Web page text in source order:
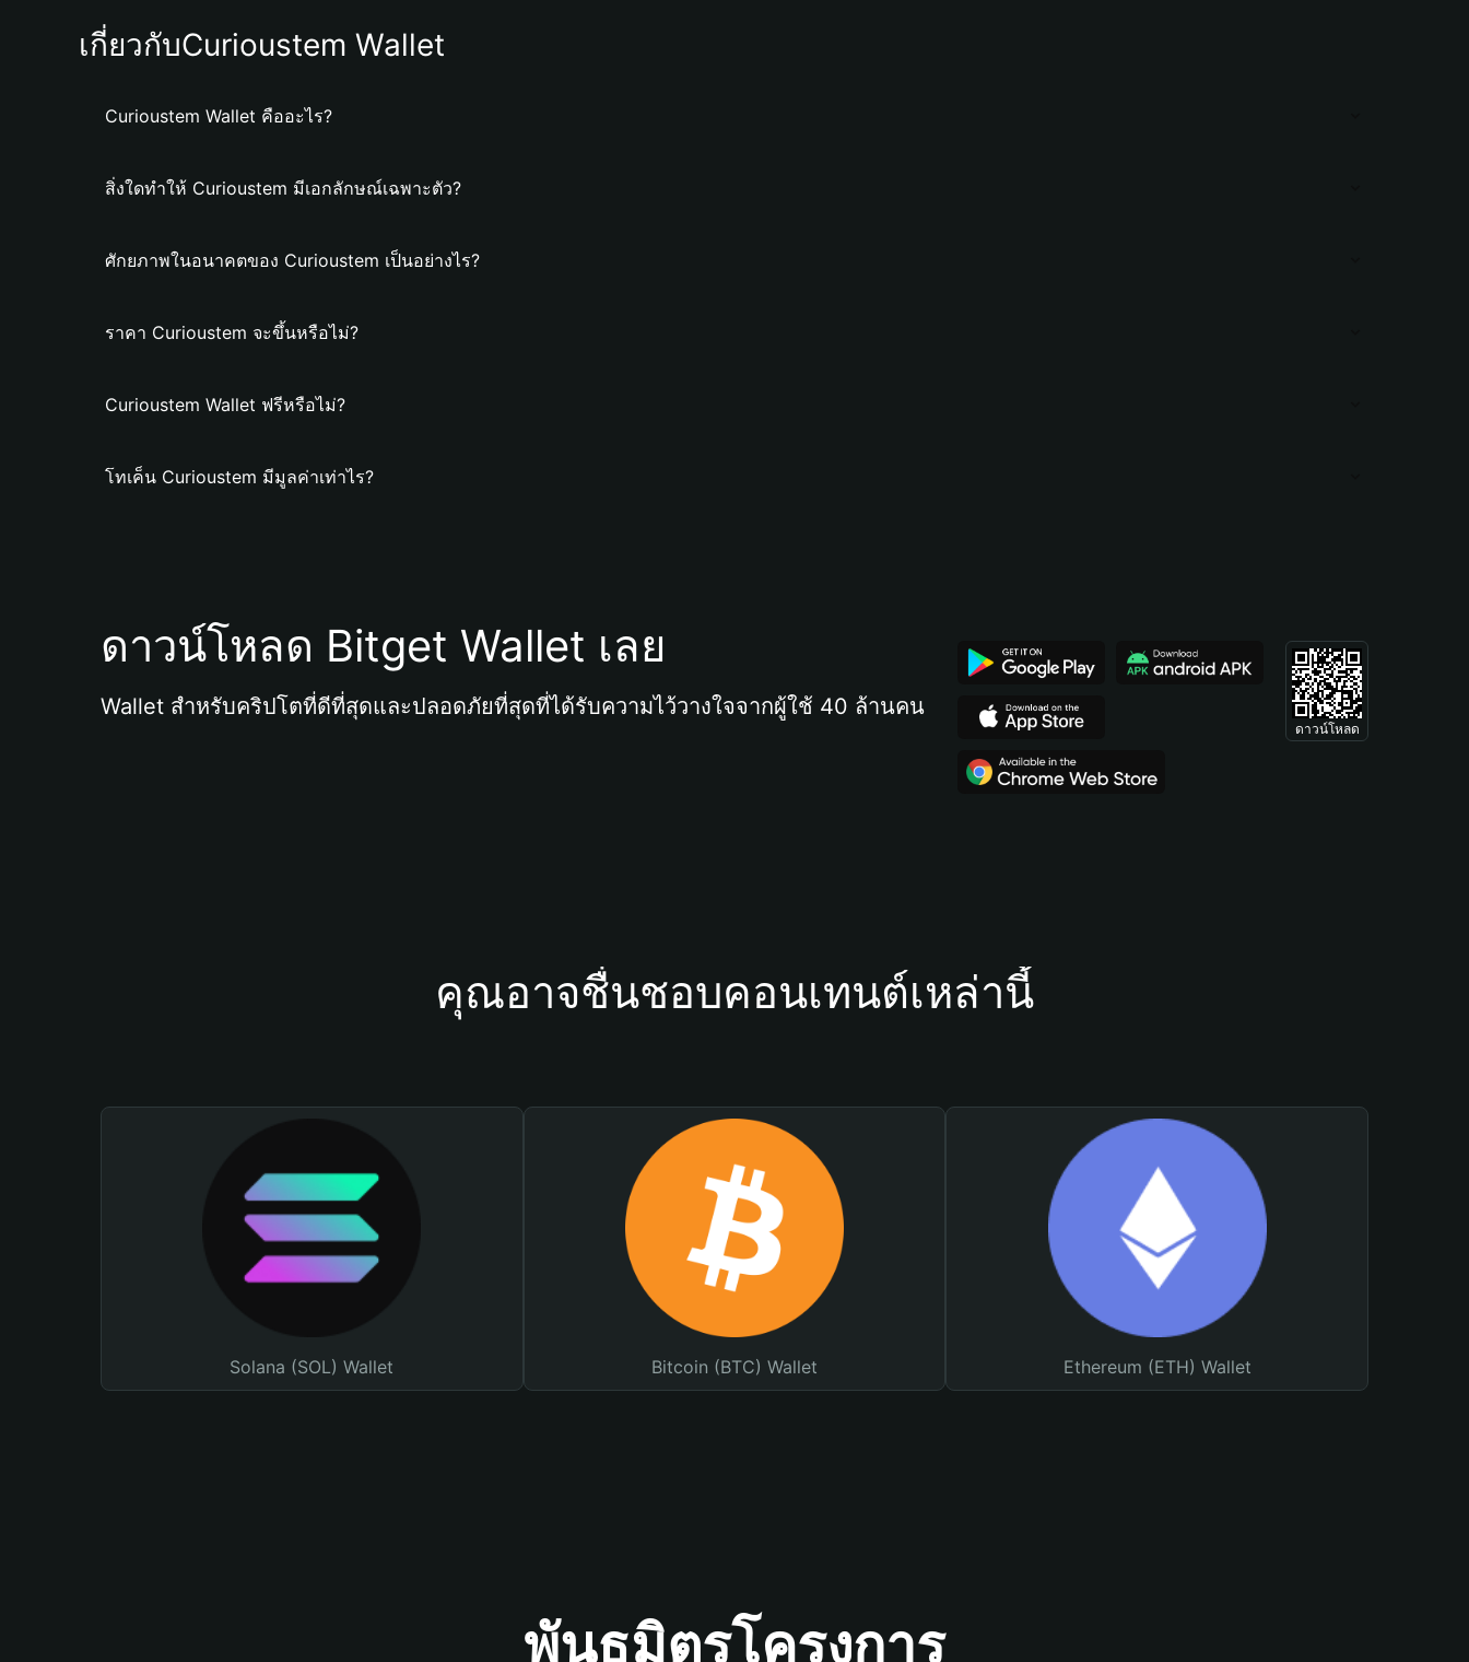
เกี่ยวกับCurioustem Wallet
Curioustem Wallet คืออะไร?
สิ่งใดทำให้ Curioustem มีเอกลักษณ์เฉพาะตัว?
ศักยภาพในอนาคตของ Curioustem เป็นอย่างไร?
ราคา Curioustem จะขึ้นหรือไม่?
Curioustem Wallet ฟรีหรือไม่?
โทเค็น Curioustem มีมูลค่าเท่าไร?
ดาวน์โหลด Bitget Wallet เลย
Wallet สำหรับคริปโตที่ดีที่สุดและปลอดภัยที่สุดที่ได้รับความไว้วางใจจากผู้ใช้ 40 ล้านคน
ดาวน์โหลด
คุณอาจชื่นชอบคอนเทนต์เหล่านี้
Solana (SOL) Wallet Bitcoin (BTC) Wallet Ethereum (ETH) Wallet
พันธมิตรโครงการ